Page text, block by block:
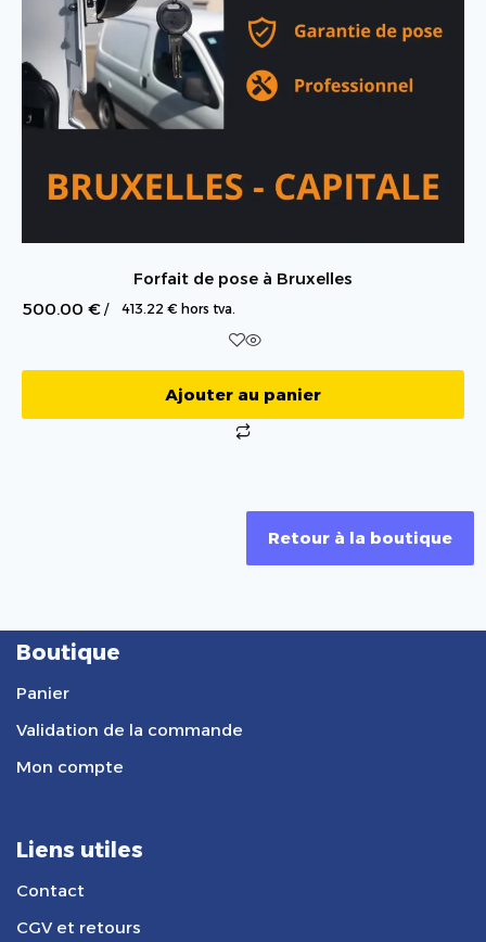
Forfait de pose à Bruxelles
500.00 € / 413.22 € hors tva.
Ajouter au panier
Retour à la boutique
Boutique
Panier
Validation de la commande
Mon compte
Liens utiles
Contact
CGV et retours